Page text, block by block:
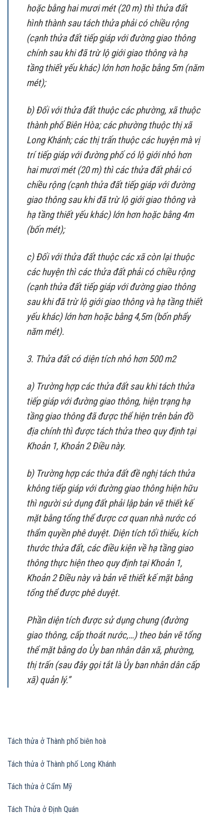
hoặc bằng hai mươi mét (20 m) thì thửa đất
hình thành sau tách thửa phải có chiều rộng
(cạnh thửa đất tiếp giáp với đường giao thông
chính sau khi đã trừ lộ giới giao thông và hạ
tầng thiết yếu khác) lớn hơn hoặc bằng 5m (năm
mét);
b) Đối với thửa đất thuộc các phường, xã thuộc
thành phố Biên Hòa; các phường thuộc thị xã
Long Khánh; các thị trấn thuộc các huyện mà vị
trí tiếp giáp với đường phố có lộ giới nhỏ hơn
hai mươi mét (20 m) thì các thửa đất phải có
chiều rộng (cạnh thửa đất tiếp giáp với đường
giao thông sau khi đã trừ lộ giới giao thông và
hạ tầng thiết yếu khác) lớn hơn hoặc bằng 4m
(bốn mét);
c) Đối với thửa đất thuộc các xã còn lại thuộc
các huyện thì các thửa đất phải có chiều rộng
(cạnh thửa đất tiếp giáp với đường giao thông
sau khi đã trừ lộ giới giao thông và hạ tầng thiết
yếu khác) lớn hơn hoặc bằng 4,5m (bốn phẩy
năm mét).
3. Thửa đất có diện tích nhỏ hơn 500 m2
a) Trường hợp các thửa đất sau khi tách thửa
tiếp giáp với đường giao thông, hiện trạng hạ
tầng giao thông đã được thể hiện trên bản đồ
địa chính thì được tách thửa theo quy định tại
Khoản 1, Khoản 2 Điều này.
b) Trường hợp các thửa đất đề nghị tách thửa
không tiếp giáp với đường giao thông hiện hữu
thì người sử dụng đất phải lập bản vẽ thiết kế
mặt bằng tổng thể được cơ quan nhà nước có
thẩm quyền phê duyệt. Diện tích tối thiểu, kích
thước thửa đất, các điều kiện về hạ tầng giao
thông thực hiện theo quy định tại Khoản 1,
Khoản 2 Điều này và bản vẽ thiết kế mặt bằng
tổng thể được phê duyệt.
Phần diện tích được sử dụng chung (đường
giao thông, cấp thoát nước,…) theo bản vẽ tổng
thể mặt bằng do Ủy ban nhân dân xã, phường,
thị trấn (sau đây gọi tắt là Ủy ban nhân dân cấp
xã) quản lý.”
Tách thửa ở Thành phố biên hoà
Tách thửa ở Thành phố Long Khánh
Tách thửa ở Cẩm Mỹ
Tách Thửa ở Định Quán